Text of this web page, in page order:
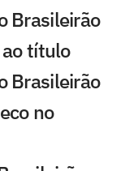
Brasileirão
título
Brasileirão
no